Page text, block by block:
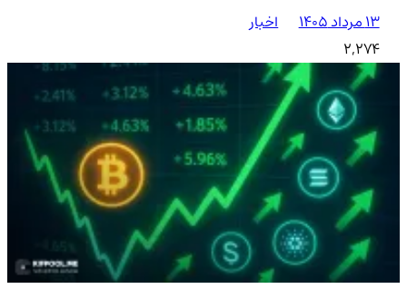
۱۳ مرداد ۱۴۰۵
اخبار
2,274